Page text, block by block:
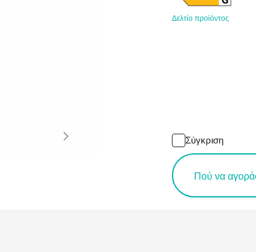
Δελτίο προϊόντος
Σύγκριση
Πού να